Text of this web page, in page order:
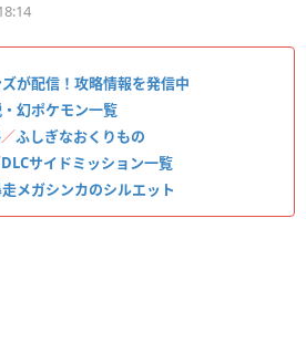
が配信！攻略情報を発信中
幻ポケモン一覧
／ふしぎなおくりもの
DLCサイドミッション一覧
メガシンカのシルエット